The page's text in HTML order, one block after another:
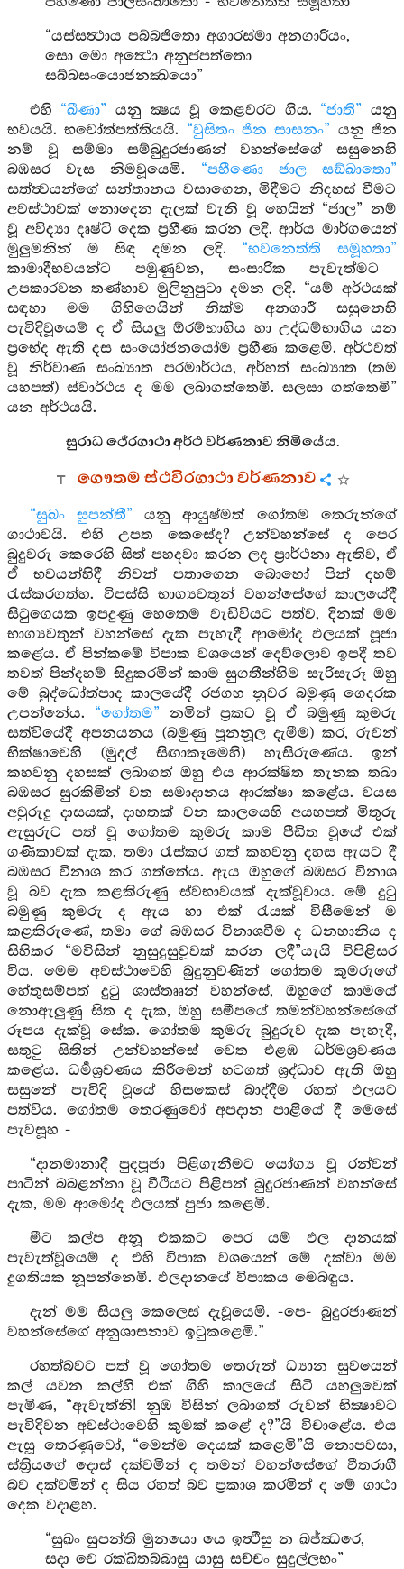
“යස්සත්‍ථාය පබ්බජිතො අගාරස්මා අනගාරියං,
සො මො අත්‍ථො අනුප්පත්තො
සබ්බසංයොජනක්‍ඛයො”
එහි “ඛීණා” යනු ක්‍ෂය වූ කෙළවරට ගිය. “ජාති” යනු
භවයයි. භවෝත්පත්තියයි. “වුසිතං ජින සාසනං” යනු ජින
නම් වූ සම්මා සම්බුදුරජාණන් වහන්සේගේ සසුනෙහි
බඹසර වැස නිමවූයෙමි. “පහීණො ජාල සඞ්ඛාතො”
සත්ත්‍වයන්ගේ සන්තානය වසාගෙන, මිදීමට නිදහස් වීමට
අවස්ථාවක් නොදෙන දැලක් වැනි වූ හෙයින් “ජාල” නම්
වූ අවිද්‍යා දෘෂ්ටි දෙක ප්‍රහීණ කරන ලදි. ආර්ය මාර්ගයෙන්
මුලුමනින් ම සිඳ දමන ලදි. “භවනෙත්ති සමූහතා”
කාමාදීභවයන්ට පමුණුවන, සංසාරික පැවැත්මට
උපකාරවන තණ්හාව මුලිනුපුටා දමන ලදි. “යම් අර්ථයක්
සඳහා මම ගිහිගෙයින් නික්ම අනගාරී සසුනෙහි
පැවිදිවූයෙම් ද ඒ සියලු ඕරම්භාගිය හා උද්ධම්භාගිය යන
ප්‍රභේද ඇති දස සංයෝජනයෝම ප්‍රහීණ කළෙමි. අර්ථවත්
වූ නිර්වාණ සංඛ්‍යාත පරමාර්ථය, අර්හත් සංඛ්‍යාත (තම
යහපත්) ස්වාර්ථය ද මම ලබාගත්තෙමි. සලසා ගත්තෙමි”
යන අර්ථයයි.
සුරාධ ථේරගාථා අර්ථ වර්ණනාව නිමියේය.
ගෞතම ස්ථවිරගාථා වර්ණනාව
“සුඛං සුපන්තී” යනු ආයුෂ්මත් ගෝතම තෙරුන්ගේ
ගාථාවයි. එහි උපත කෙසේද? උන්වහන්සේ ද පෙර
බුදුවරු කෙරෙහි සිත් පහදවා කරන ලද ප්‍රාර්ථනා ඇතිව, ඒ
ඒ භවයන්හිදී නිවන් පතාගෙන බොහෝ පින් දහම්
රැස්කරගත්හ. විපස්සි භාග්‍යවතුන් වහන්සේගේ කාලයේදී
සිටුගෙයක ඉපදුණු හෙතෙම වැඩිවියට පත්ව, දිනක් මම
භාග්‍යවතුන් වහන්සේ දැක පැහැදී ආමෝද ඵලයක් පූජා
කළේය. ඒ පින්කමේ විපාක වශයෙන් දෙව්ලොව ඉපදී තව
තවත් පින්දහම් සිදුකරමින් කාම සුගතීන්හිම සැරිසැරූ ඔහු
මේ බුද්ධෝත්පාද කාලයේදී රජගහ නුවර බමුණු ගෙදරක
උපන්නේය. “ගෝතම” නමින් ප්‍රකට වූ ඒ බමුණු කුමරු
සත්වියේදී අපනයනය (බමුණු පූනනූල දැමීම) කර, රුවන්
භික්ෂාවෙහි (මුදල් සිඟාකෑමෙහි) හැසිරුණේය. ඉන්
කහවනු දහසක් ලබාගත් ඔහු එය ආරක්ෂිත තැනක තබා
බඹසර සුරකිමින් වත සමාදානය ආරක්ෂා කළේය. වයස
අවුරුදු දාසයක්, දාහතක් වන කාලයෙහි අයහපත් මිතුරු
ඇසුරුට පත් වූ ගෝතම කුමරු කාම පීඩිත වූයේ එක්
ගණිකාවක් දැක, තමා රැස්කර ගත් කහවනු දහස ඇයට දී
බඹසර විනාශ කර ගත්තේය. ඇය ඔහුගේ බඹසර විනාශ
වූ බව දැක කළකිරුණු ස්වභාවයක් දැක්වූවාය. මේ දුටු
බමුණු කුමරු ද ඇය හා එක් රැයක් විසීමෙන් ම
කළකිරුණේ, තමා ගේ බඹසර විනාශවීම ද ධනහානිය ද
සිහිකර “මවිසින් නුසුදුසුවූවක් කරන ලදී”යැයි විපිළිසර
විය. මෙම අවස්ථාවෙහි බුදුනුවණින් ගෝතම කුමරුගේ
හේතුසම්පත් දුටු ශාස්තෲන් වහන්සේ, ඔහුගේ කාමයේ
නොඇලුණු සිත ද දැක, ඔහු සමීපයේ තමන්වහන්සේගේ
රූපය දැක්වූ සේක. ගෝතම කුමරු බුදුරුව දැක පැහැදී,
සතුටු සිතින් උන්වහන්සේ වෙත එළඹ ධර්මශ්‍රවණය
කළේය. ධර්‍මශ්‍රවණය කිරීමෙන් හටගත් ශ්‍රද්ධාව ඇති ඔහු
සසුනේ පැවිදි වූයේ හිසකෙස් බාද්දීම රහත් ඵලයට
පත්විය. ගෝතම තෙරණුවෝ අපදාන පාළියේ දී මෙසේ
පැවසූහ -
“දානමානාදී පුදපූජා පිළිගැනීමට යෝග්‍ය වූ රන්වන්
පාටින් බබළන්නා වූ වීථියට පිළිපන් බුදුරජාණන් වහන්සේ
දැක, මම ආමෝද ඵලයක් පුජා කළෙමි.
මීට කල්ප අනූ එකකට පෙර යම් ඵල දානයක්
පැවැත්වූයෙම් ද එහි විපාක වශයෙන් මේ දක්වා මම
දුගතියක නූපන්නෙමි. ඵලදානයේ විපාකය මෙබඳුය.
දැන් මම සියලු කෙලෙස් දැවූයෙමි. -පෙ- බුදුරජාණන්
වහන්සේගේ අනුශාසනාව ඉටුකළෙමි.”
රහත්බවට පත් වූ ගෝතම තෙරුන් ධ්‍යාන සුවයෙන්
කල් යවන කල්හි එක් ගිහි කාලයේ සිටි යහලුවෙක්
පැමිණ, “ඇවැත්නි! නුඹ විසින් ලබාගත් රුවන් භික්‍ෂාවට
පැවිදිවන අවස්ථාවෙහි කුමක් කළේ ද?”යි විචාළේය. එය
ඇසූ තෙරණුවෝ, “මෙන්ම දෙයක් කළෙමි”යි නොපවසා,
ස්ත්‍රියගේ දොස් දක්වමින් ද තමන් වහන්සේගේ වීතරාගී
බව දක්වමින් ද සිය රහත් බව ප්‍රකාශ කරමින් ද මේ ගාථා
දෙක වදාළහ.
“සුඛං සුපන්ති මුනයො යෙ ඉත්‍ථීසු න ඛජ්ඣරෙ,
සදා වෙ රක්ඛිතබ්බාසු යාසු සච්චං සුදුල්ලභං”